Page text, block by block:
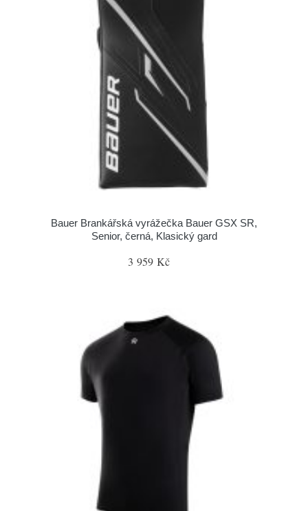
Bauer Brankářská vyrážečka Bauer GSX SR,
Senior, černá, Klasický gard
3 959 Kč